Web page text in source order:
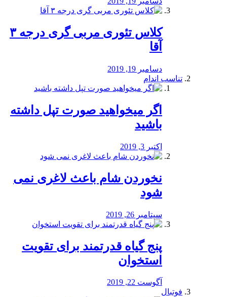
کلاس تئوری مربی گری درجه ۳
آقا
دسامبر 19, 2019
تناسب اندام
اگر میخواهید صورت تپل داشته
باشید
اکتبر 3, 2019
نخوردن شام باعث لاغری نمی
‌شود
سپتامبر 26, 2019
پنج گیاه قدرتمند برای تقویت
استخوان
آگوست 22, 2019
فوتبال